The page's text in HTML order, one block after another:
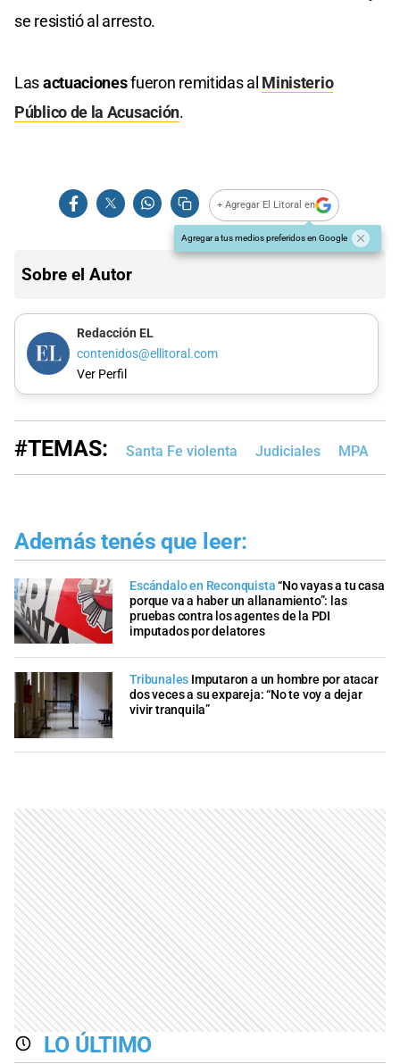
se resistió al arresto.
Lasactuacionesfueron remitidas al Ministerio
Público de la Acusación.
+ Agregar El Litoral en
Agregar a tus medios preferidos en Google
Sobre el Autor
Redacción EL
contenidos@ellitoral.com
Ver Perfil
#TEMAS: Santa Fe violenta Judiciales MPA
Además tenés que leer:
Escándalo en Reconquista“No vayas a tu casa
porque va a haber un allanamiento”: las
pruebas contra los agentes de la PDI
imputados por delatores
Tribunales Imputaron a un hombre por atacar
dos veces a su expareja: “No te voy a dejar
vivir tranquila”
LO ÚLTIMO